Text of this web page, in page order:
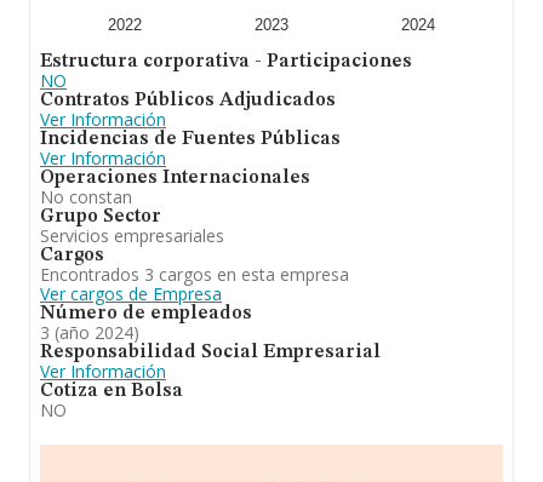
de los profesionales de arquitectura, la prestación de
posicionado mejor en el ranking de provincia frente al
2023.
2022 2023 2024
Estructura corporativa - Participaciones
NO
Contratos Públicos Adjudicados
Ver Información
Incidencias de Fuentes Públicas
Ver Información
Operaciones Internacionales
No constan
Grupo Sector
Servicios empresariales
Cargos
Encontrados 3 cargos en esta empresa
Ver cargos de Empresa
Número de empleados
3 (año 2024)
Responsabilidad Social Empresarial
Ver Información
Cotiza en Bolsa
NO